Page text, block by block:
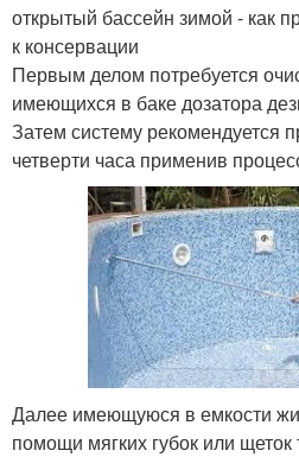
открытый бассейн зимой - как
к консервации
Первым делом потребуется
имеющихся в баке дозатора
Затем систему рекомендуется
четверти часа применив
Далее имеющуюся в емкости
помощи мягких губок или